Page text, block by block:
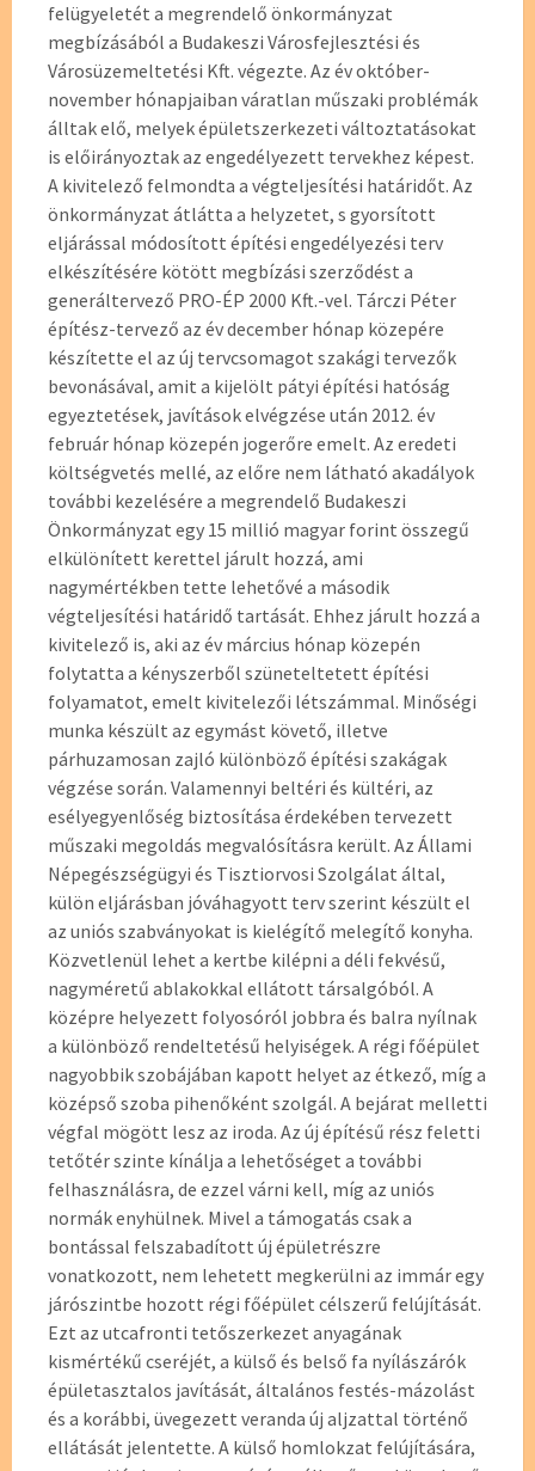
felügyeletét a megrendelő önkormányzat
megbízásából a Budakeszi Városfejlesztési és
Városüzemeltetési Kft. végezte. Az év október-
november hónapjaiban váratlan műszaki problémák
álltak elő, melyek épületszerkezeti változtatásokat
is előirányoztak az engedélyezett tervekhez képest.
A kivitelező felmondta a végteljesítési határidőt. Az
önkormányzat átlátta a helyzetet, s gyorsított
eljárással módosított építési engedélyezési terv
elkészítésére kötött megbízási szerződést a
generáltervező PRO-ÉP 2000 Kft.-vel. Tárczi Péter
építész-tervező az év december hónap közepére
készítette el az új tervcsomagot szakági tervezők
bevonásával, amit a kijelölt pátyi építési hatóság
egyeztetések, javítások elvégzése után 2012. év
február hónap közepén jogerőre emelt. Az eredeti
költségvetés mellé, az előre nem látható akadályok
további kezelésére a megrendelő Budakeszi
Önkormányzat egy 15 millió magyar forint összegű
elkülönített kerettel járult hozzá, ami
nagymértékben tette lehetővé a második
végteljesítési határidő tartását. Ehhez járult hozzá a
kivitelező is, aki az év március hónap közepén
folytatta a kényszerből szüneteltetett építési
folyamatot, emelt kivitelezői létszámmal. Minőségi
munka készült az egymást követő, illetve
párhuzamosan zajló különböző építési szakágak
végzése során. Valamennyi beltéri és kültéri, az
esélyegyenlőség biztosítása érdekében tervezett
műszaki megoldás megvalósításra került. Az Állami
Népegészségügyi és Tisztiorvosi Szolgálat által,
külön eljárásban jóváhagyott terv szerint készült el
az uniós szabványokat is kielégítő melegítő konyha.
Közvetlenül lehet a kertbe kilépni a déli fekvésű,
nagyméretű ablakokkal ellátott társalgóból. A
középre helyezett folyosóról jobbra és balra nyílnak
a különböző rendeltetésű helyiségek. A régi főépület
nagyobbik szobájában kapott helyet az étkező, míg a
középső szoba pihenőként szolgál. A bejárat melletti
végfal mögött lesz az iroda. Az új építésű rész feletti
tetőtér szinte kínálja a lehetőséget a további
felhasználásra, de ezzel várni kell, míg az uniós
normák enyhülnek. Mivel a támogatás csak a
bontással felszabadított új épületrészre
vonatkozott, nem lehetett megkerülni az immár egy
járószintbe hozott régi főépület célszerű felújítását.
Ezt az utcafronti tetőszerkezet anyagának
kismértékű cseréjét, a külső és belső fa nyílászárók
épületasztalos javítását, általános festés-mázolást
és a korábbi, üvegezett veranda új aljzattal történő
ellátását jelentette. A külső homlokzat felújítására,